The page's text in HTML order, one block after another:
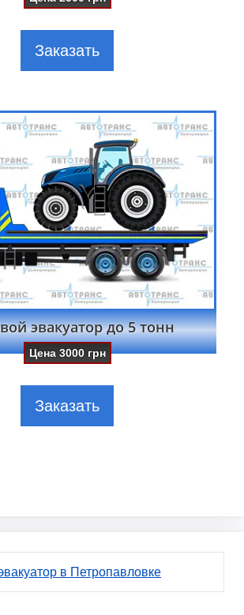
Заказать
эвакуатор до 5 тонн
Цена3000 грн
Заказать
в Петропавловке